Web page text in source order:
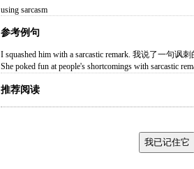
using sarcasm
参考例句
I squashed him with a sarcastic remark. 我说了一句讽
She poked fun at people's shortcomings with sarcastic
推荐阅读